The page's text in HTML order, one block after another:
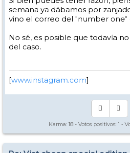
semana ya dábamos por
vino el correo del "number one"
No sé, es posible que todavía
del caso.
[www.instagram.com]
Karma: 18 - Votos positivos: 1 -